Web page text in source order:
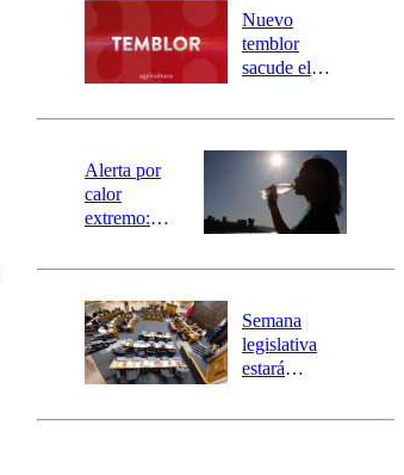
río Damas:
activa
mensajería
SAE
Nuevo
temblor
sacude el
revisa la
epicentro
Alerta por
calor
extremo:
activa Alerta
Preventiva en
tres comunas
Semana
legislativa
estará
el fin de la